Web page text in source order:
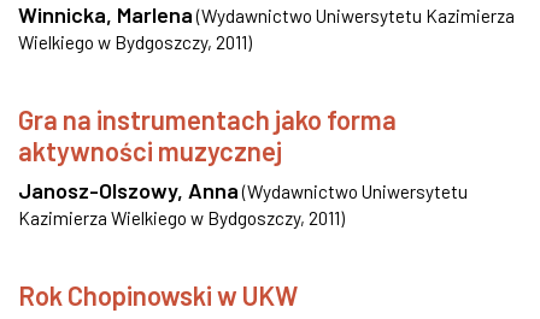
Winnicka, Marlena (Wydawnictwo Uniwersytetu Kazimierza
Wielkiego w Bydgoszczy, 2011)
Gra na instrumentach jako forma
aktywności muzycznej
Janosz-Olszowy, Anna (Wydawnictwo Uniwersytetu
Kazimierza Wielkiego w Bydgoszczy, 2011)
Rok Chopinowski w UKW